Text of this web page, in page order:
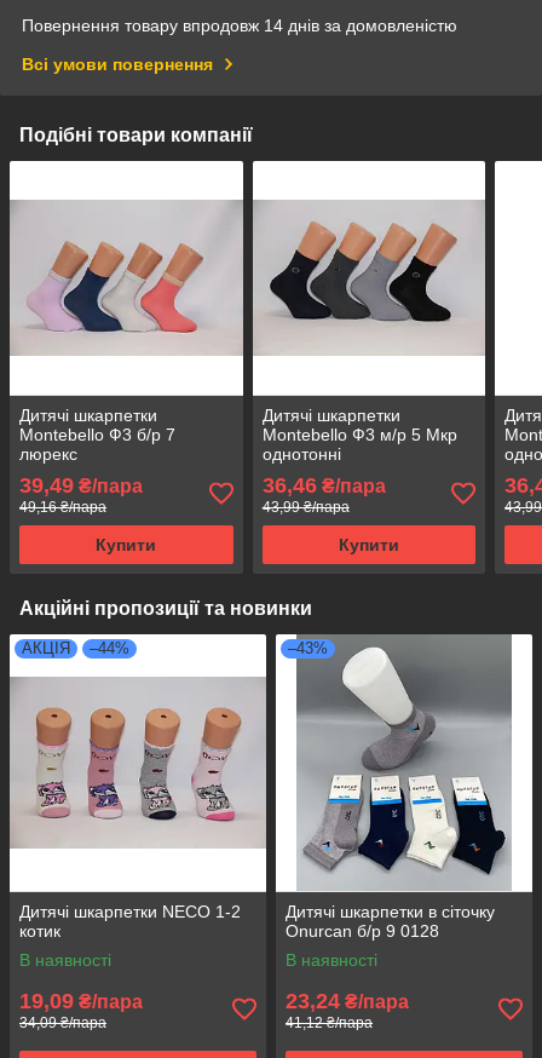
Повернення товару впродовж 14 днів за домовленістю
Всі умови повернення
Подібні товари компанії
Дитячі шкарпетки
Montebello Ф3 б/р 7
люрекс
39,49 ₴/пара
49,16 ₴/пара
Купити
Дитячі шкарпетки
Montebello Ф3 м/р 5 Мкр
однотонні
36,46₴/пара
43,99 ₴/пара
Купити
Акційні пропозиції та новинки
АКЦІЯ –44%
Дитячі шкарпетки NECO 1-2
котик
В наявності
19,09 ₴/пара
34,09 ₴/пара
–43%
Дитячі шкарпетки в сіточку
Onurcan б/р 9 0128
В наявності
23,24 ₴/пара
41,12 ₴/пара